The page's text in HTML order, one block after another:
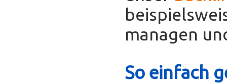
managen
So einfach